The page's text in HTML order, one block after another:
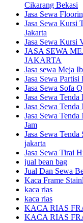
Cikarang Bekasi
Jasa Sewa
Jasa Sewa Kursi
Jakarta
Jasa Sewa Kursi
JASA SEWA
JAKARTA
Jasa sewa Meja
Jasa Sewa
Jasa Sewa Sofa
Jasa Sewa
Jasa Sewa
Jasa Sewa
Jam
Jasa Sewa
jakarta
Jasa Sewa Tirai
jual bean bag
Jual Dan Sewa
Kaca Frame
kaca rias
kaca rias
KACA RIAS
KACA RIAS